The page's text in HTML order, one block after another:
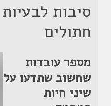
סיבות
חתולים
מספר עובדות
שחשוב שתדעו על
שיני חיות